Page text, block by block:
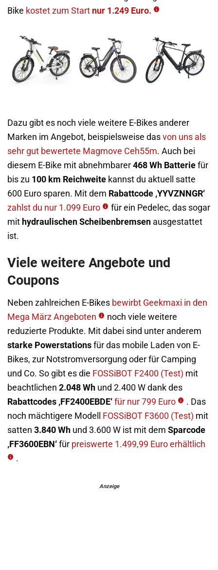
Bike kostet zum Start nur 1.249 Euro.
Dazu gibt es noch viele weitere E-Bikes anderer
Marken im Angebot, beispielsweise das von uns als
sehr gut bewertete Magmove Ceh55m. Auch bei
diesem E-Bike mit abnehmbarer 468 Wh Batterie für
bis zu 100 km Reichweite kannst du aktuell satte
600 Euro sparen. Mit dem Rabattcode ‚YYVZNNGR‘
zahlst du nur 1.099 Euro
für ein Pedelec, das sogar
mit hydraulischen Scheibenbremsen ausgestattet
ist.
Viele weitere Angebote und
Coupons
Neben zahlreichen E-Bikes bewirbt Geekmaxi in den
Mega März Angeboten
noch viele weitere
reduzierte Produkte. Mit dabei sind unter anderem
starke Powerstations für das mobile Laden von E-
Bikes, zur Notstromversorgung oder für Camping
und Co. So gibt es die FOSSiBOT F2400 (Test) mit
beachtlichen 2.048 Wh und 2.400 W dank des
Rabattcodes ‚FF2400EBDE‘ für nur 799 Euro
. Das
noch mächtigere Modell FOSSiBOT F3600 (Test) mit
satten 3.840 Wh und 3.600 W ist mit dem Sparcode
‚FF3600EBN‘ für preiswerte 1.499,99 Euro erhältlich
.
Anzeige